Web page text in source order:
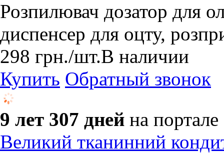
Розпилювач дозатор для
диспенсер для оцту,
298 грн./шт.В наличии
Купить Обратный звонок
9 лет 307 дней на портале
Великий тканинний